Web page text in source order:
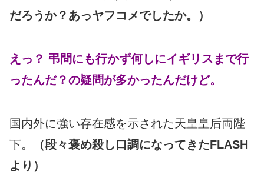
だろうか？あっヤフコメでしたか。）
えっ？ 弔問にも行かず何しにイギリスまで行
ったんだ？の疑問が多かったんだけど。
国内外に強い存在感を示された天皇皇后両陛
下。
（段々褒め殺し口調になってきたFLASH
より）